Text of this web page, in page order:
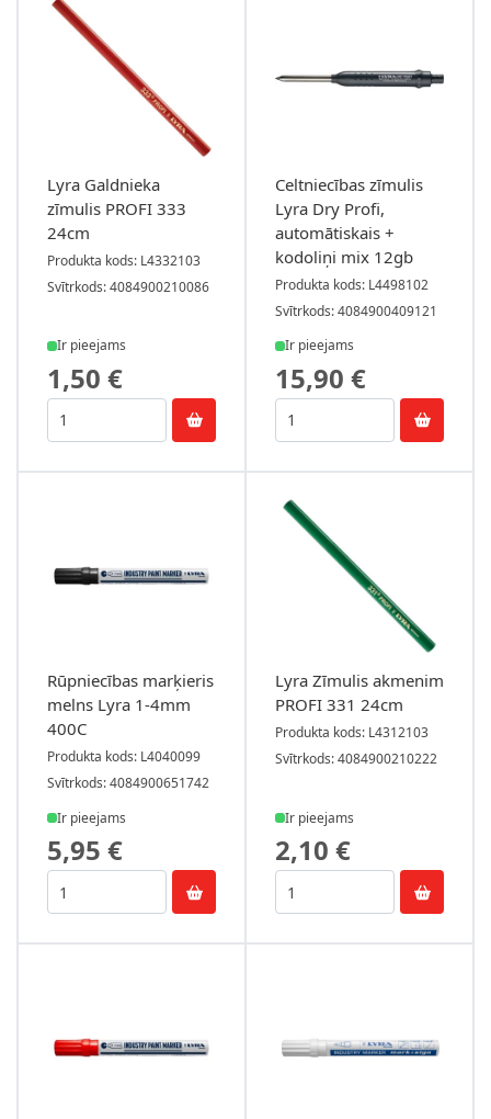
Lyra Galdnieka
zīmulis PROFI 333
24cm
Produkta kods: L4332103
Svītrkods: 4084900210086
Ir pieejams
1,50 €
Celtniecības zīmulis
Lyra Dry Profi,
automātiskais +
kodoliņi mix 12gb
Produkta kods: L4498102
Svītrkods: 4084900409121
Ir pieejams
15,90 €
Rūpniecības marķieris
melns Lyra 1-4mm
400C
Produkta kods: L4040099
Svītrkods: 4084900651742
Ir pieejams
5,95 €
Lyra Zīmulis akmenim
PROFI 331 24cm
Produkta kods: L4312103
Svītrkods: 4084900210222
Ir pieejams
2,10 €